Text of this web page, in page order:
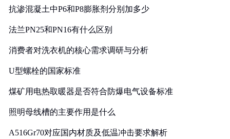
抗渗混凝土中P6和P8膨胀剂分别加多少
法兰PN25和PN16有什么区别
消费者对洗衣机的核心需求调研与分析
U型螺栓的国家标准
煤矿用电热取暖器是否符合防爆电气设备标准
照明母线槽的主要作用是什么
A516Gr70对应国内材质及低温冲击要求解析